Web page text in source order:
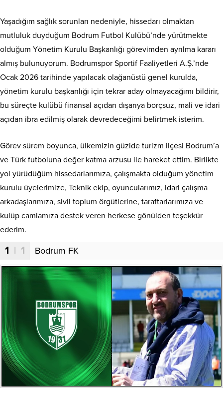
Yaşadığım sağlık sorunları nedeniyle, hissedarı olmaktan
mutluluk duyduğum Bodrum Futbol Kulübü’nde yürütmekte
olduğum Yönetim Kurulu Başkanlığı görevimden ayrılma kararı
almış bulunuyorum. Bodrumspor Sportif Faaliyetleri A.Ş.’nde
Ocak 2026 tarihinde yapılacak olağanüstü genel kurulda,
yönetim kurulu başkanlığı için tekrar aday olmayacağımı bildirir,
bu süreçte kulübü finansal açıdan dışarıya borçsuz, mali ve idari
açıdan ibra edilmiş olarak devredeceğimi belirtmek isterim.
Görev sürem boyunca, ülkemizin güzide turizm ilçesi Bodrum’a
ve Türk futboluna değer katma arzusu ile hareket ettim. Birlikte
yol yürüdüğüm hissedarlarımıza, çalışmakta olduğum yönetim
kurulu üyelerimize, Teknik ekip, oyuncularımız, idari çalışma
arkadaşlarımıza, sivil toplum örgütlerine, taraftarlarımıza ve
kulüp camiamıza destek veren herkese gönülden teşekkür
ederim.
1 | 1 Bodrum FK